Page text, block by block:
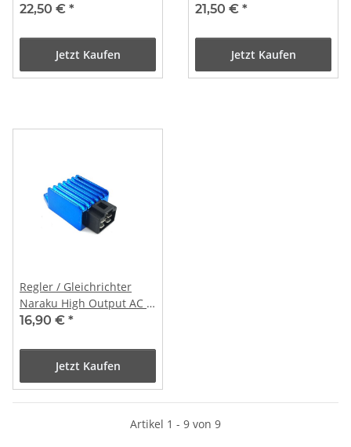
22,50 € *
Jetzt Kaufen
21,50 € *
Jetzt Kaufen
Regler / Gleichrichter
Naraku High Output AC /
DC 4-polig
16,90 € *
Jetzt Kaufen
Artikel 1 - 9 von 9